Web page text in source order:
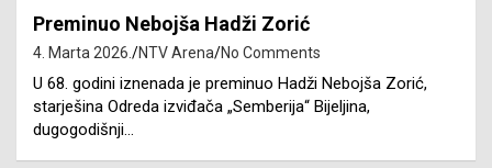
Preminuo Nebojša Hadži Zorić
4. Marta 2026. NTV Arena No Comments
U 68. godini iznenada je preminuo Hadži Nebojša Zorić,
starješina Odreda izviđača „Semberija“ Bijeljina,
dugogodišnji…